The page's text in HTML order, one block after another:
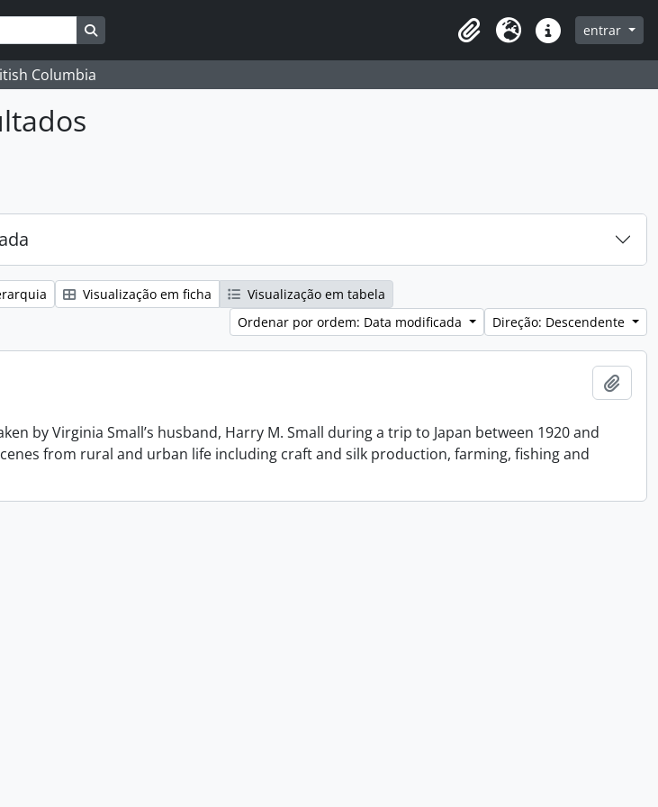
Search in browse page
Clipboard
Idioma Ligações rápidas
entrar
Columbia
Visualização em ficha
Visualização em tabela
Ordenar por ordem: Data modificada
Direção: Descendente
by Virginia Small’s husband, Harry M. Small during a trip to Japan between 1920 and
from rural and urban life including craft and silk production, farming, fishing and